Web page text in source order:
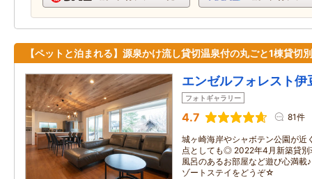
【ペットと泊まれる】源泉かけ流し貸切温泉付の丸ごと1棟貸切
エンゼルフォレスト伊
フォトギャラリー
4.7 81件
城ヶ崎海岸やシャボテン公園が近
点としても◎ 2022年4月新築貸別
風呂のあるお部屋など遊び心満載
ゾートステイをどうぞ☆